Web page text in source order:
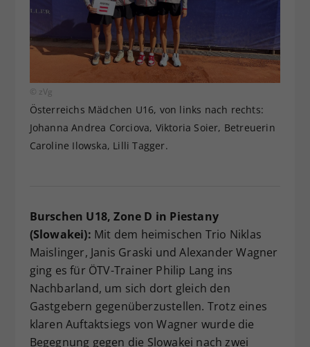
© zVg
Österreichs Mädchen U16, von links nach rechts:
Johanna Andrea Corciova, Viktoria Soier, Betreuerin
Caroline Ilowska, Lilli Tagger.
Burschen U18, Zone D in Piestany
(Slowakei): Mit dem heimischen Trio Niklas
Maislinger, Janis Graski und Alexander Wagner
ging es für ÖTV-Trainer Philip Lang ins
Nachbarland, um sich dort gleich den
Gastgebern gegenüberzustellen. Trotz eines
klaren Auftaktsiegs von Wagner wurde die
Begegnung gegen die Slowakei nach zwei